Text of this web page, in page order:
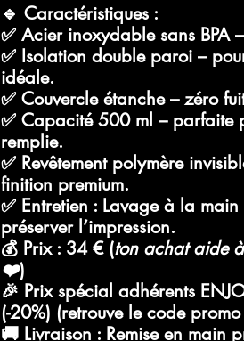
🔹 Caractéristiques :
✅ Acier inoxydable sans BPA–
✅ Isolation double paroi –
idéale.
✅ Couvercle étanche– zéro
✅ Capacité 500 ml – parfaite
remplie.
✅ Revêtement polymère
finition premium.
✅ Entretien : Lavage à la
préserver l’impression.
💰 Prix : 34 €(ton achat aide
❤️)
🎉 Prix spécial adhérents
(-20%) (retrouve le code
🚚 Livraison : Remise en main